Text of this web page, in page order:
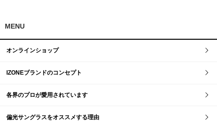
MENU
オンラインショップ
IZONEブランドのコンセプト
各界のプロが愛用されています
偏光サングラスをオススメする理由